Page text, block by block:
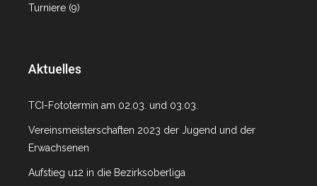
Turniere (9)
Aktuelles
TCI-Fototermin am 02.03. und 03.03.
Vereinsmeisterschaften 2023 der Jugend und der
Erwachsenen
Aufstieg u12 in die Bezirksoberliga